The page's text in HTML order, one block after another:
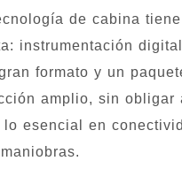
de cabina tiene
instrumentación
formato y un
amplio, sin obligar
lo esencial en